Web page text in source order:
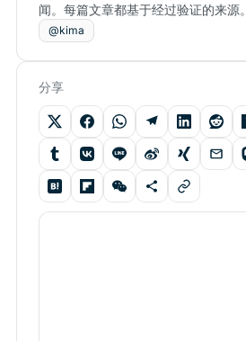
闻。每篇文章都基于经过验证的来源。
@kima
分享